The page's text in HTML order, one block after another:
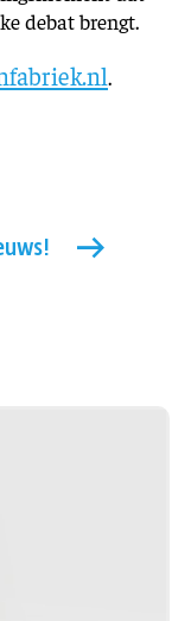
debat brengt.
.